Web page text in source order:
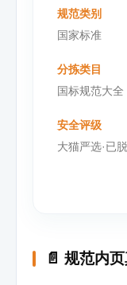
规范类别
国家标准
分拣类目
国标规范大全
安全评级
大猫严选·已
📄 规范内